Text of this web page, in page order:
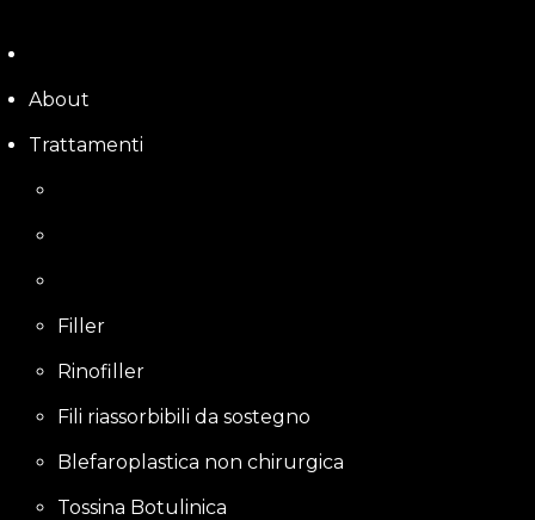
to
content
About
Trattamenti
Filler
Rinofiller
Fili riassorbibili da sostegno
Blefaroplastica non chirurgica
Tossina Botulinica